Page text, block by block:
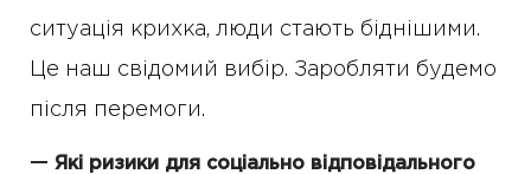
ситуація крихка, люди стають біднішими.
Це наш свідомий вибір. Заробляти будемо
після перемоги.
— Які ризики для соціально відповідального